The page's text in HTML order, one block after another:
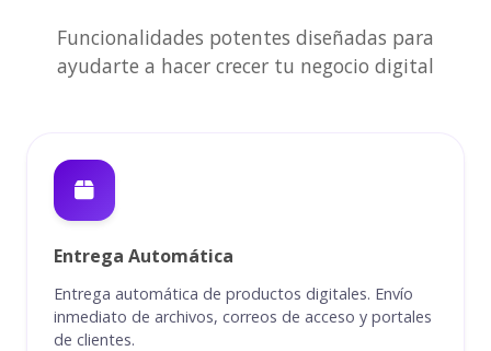
Funcionalidades potentes diseñadas para
ayudarte a hacer crecer tu negocio digital
Entrega Automática
Entrega automática de productos digitales. Envío
inmediato de archivos, correos de acceso y portales
de clientes.